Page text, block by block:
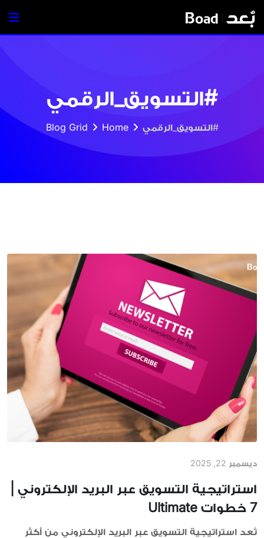
Skip
#التسويق_الرقمي
#التسويق_الرقمي Blog Grid Home
ديسمبر 22, 2025
استراتيجية التسويق عبر البريد الإلكتروني |
7 خطوات Ultimate
تُعد استراتيجية التسويق عبر البريد الإلكتروني من أكثر